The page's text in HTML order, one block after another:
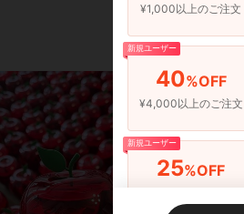
¥1,000以上のご注文
新規ユーザー
40%OFF
¥4,000以上のご注文
新規ユーザー
25%OFF